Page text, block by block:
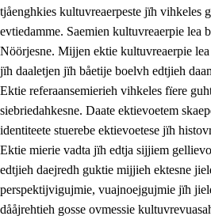
1.3 Laejhtehks ussjedimmie jïh
goerehtimmievæljoe
1.5 Eatnemem krööhkestidh jïh
Demokratije jïh meatanårrome
tjåenghkies kultuvreaerpeste jïh vihkeles
evtiedamme. Saemien kultuvreaerpie lea
Nöörjesne. Mijjen ektie kultuvreaerpie
jïh daaletjen jïh båetije boelvh edtjieh
Ektie referaansemierieh vihkeles fïere
siebriedahkesne. Daate ektievoetem
identiteete stuerebe ektievoetese jïh
Ektie mierie vadta jïh edtja sijjiem
edtjieh daejredh guktie mijjieh ektesne
perspektijvigujmie, vuajnoejgujmie jïh
dååjrehtieh gosse ovmessie